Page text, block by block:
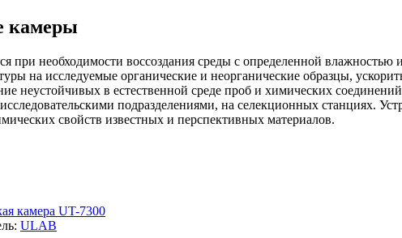
камеры
при необходимости воссоздания среды с определенной
на исследуемые органические и неорганические образцы,
неустойчивых в естественной среде проб и химических
подразделениями, на селекционных станциях.
свойств известных и перспективных материалов.
камера UT-7300
ULAB